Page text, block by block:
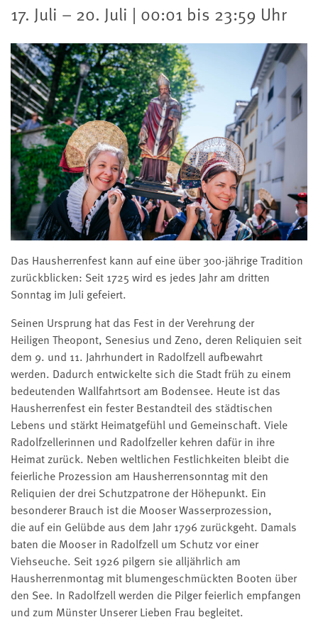
17. Juli – 20. Juli | 00:01 bis 23:59 Uhr
Das Hausherrenfest kann auf eine über 300-jährige Tradition
zurückblicken: Seit 1725 wird es jedes Jahr am dritten
Sonntag im Juli gefeiert.
Seinen Ursprung hat das Fest in der Verehrung der
Heiligen Theopont, Senesius und Zeno, deren Reliquien seit
dem 9. und 11. Jahrhundert in Radolfzell aufbewahrt
werden. Dadurch entwickelte sich die Stadt früh zu einem
bedeutenden Wallfahrtsort am Bodensee. Heute ist das
Hausherrenfest ein fester Bestandteil des städtischen
Lebens und stärkt Heimatgefühl und Gemeinschaft. Viele
Radolfzellerinnen und Radolfzeller kehren dafür in ihre
Heimat zurück. Neben weltlichen Festlichkeiten bleibt die
feierliche Prozession am Hausherrensonntag mit den
Reliquien der drei Schutzpatrone der Höhepunkt. Ein
besonderer Brauch ist die Mooser Wasserprozession,
die auf ein Gelübde aus dem Jahr 1796 zurückgeht. Damals
baten die Mooser in Radolfzell um Schutz vor einer
Viehseuche. Seit 1926 pilgern sie alljährlich am
Hausherrenmontag mit blumengeschmückten Booten über
den See. In Radolfzell werden die Pilger feierlich empfangen
und zum Münster Unserer Lieben Frau begleitet.